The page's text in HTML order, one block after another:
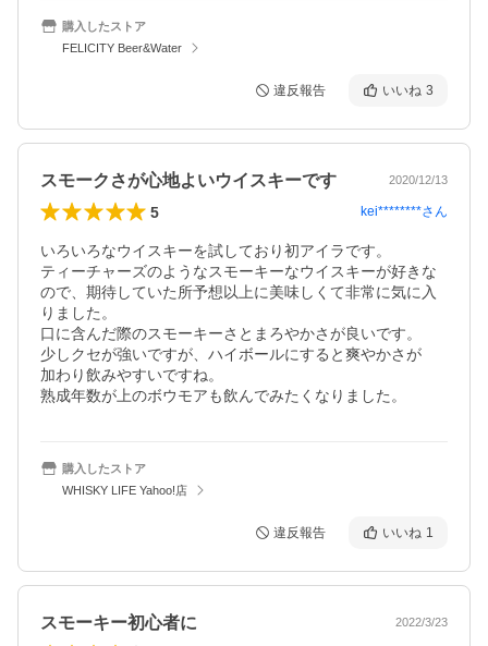
購入したストア
FELICITY Beer&Water
違反報告 いいね 3
スモークさが心地よいウイスキーです 2020/12/13
5 kei********さん
いろいろなウイスキーを試しており初アイラです。
ティーチャーズのようなスモーキーなウイスキーが好きな
ので、期待していた所予想以上に美味しくて非常に気に入
りました。
口に含んだ際のスモーキーさとまろやかさが良いです。
少しクセが強いですが、ハイボールにすると爽やかさが
加わり飲みやすいですね。
熟成年数が上のボウモアも飲んでみたくなりました。
購入したストア
WHISKY LIFE Yahoo!店
違反報告 いいね 1
スモーキー初心者に 2022/3/23